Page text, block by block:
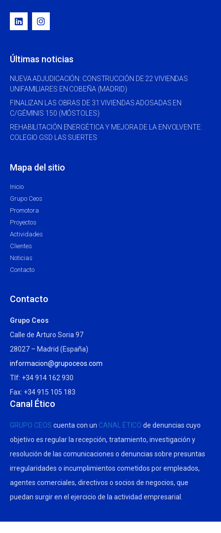
Últimas noticias
NUEVA ADJUDICACIÓN: CONSTRUCCIÓN DE 22 VIVIENDAS
UNIFAMILIARES EN COBEÑA (MADRID)
FINALIZAN LAS OBRAS DE 31 VIVIENDAS ADOSADAS EN
C/GÉMINIS 150 (MÓSTOLES)
REHABILITACIÓN ENERGÉTICA Y MEJORA DE LA ENVOLVENTE:
COLEGIO GSD LAS SUERTES
Mapa del sitio
Inicio
Grupo Ceos
Promotora
Proyectos
Actividades
Clientes
Noticias
Contacto
Contacto
Grupo Ceos
Calle de Arturo Soria 97
28027 – Madrid (España)
informacion@grupoceos.com
Tlf: +34 914 162 930
Fax: +34 915 105 183
Canal Ético
GRUPO CEOS cuenta con un CANAL ÉTICO de denuncias cuyo
objetivo es regular la recepción, tratamiento, investigación y
resolución de las comunicaciones o denuncias sobre presuntas
irregularidades o incumplimientos cometidos por empleados,
agentes comerciales, directivos o socios de negocios, que
puedan surgir en el ejercicio de la actividad empresarial.